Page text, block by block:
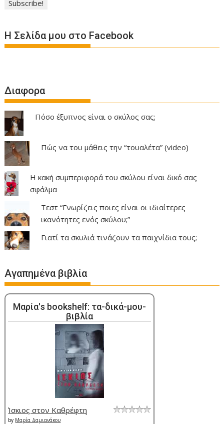
Η Σελίδα μου στο Facebook
Διαφορα
Πόσο έξυπνος είναι ο σκύλος σας;
Πώς να του μάθεις την “τουαλέτα” (video)
Η κακή συμπεριφορά του σκύλου είναι δικό σας
σφάλμα
Τεστ “Γνωρίζεις ποιες είναι οι ιδιαίτερες
ικανότητες ενός σκύλου;”
Γιατί τα σκυλιά τινάζουν τα παιχνίδια τους;
Αγαπημένα βιβλία
Μαρία's bookshelf: τα-δικά-μου-
βιβλία
Ίσκιος στον Καθρέφτη
by Μαρία Δαμιανάκου